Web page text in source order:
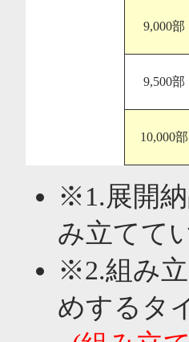
9,000部
9,500部
10,000部
※1.展開
み立てて
※2.組み
めするタ